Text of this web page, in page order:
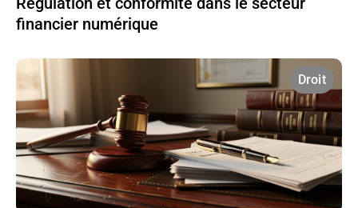
financier numérique
Droit